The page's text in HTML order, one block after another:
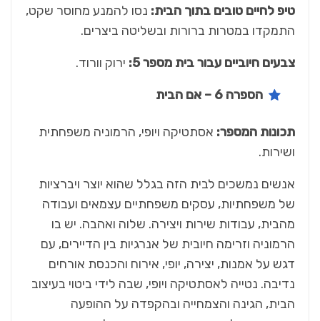
טיפ לחיים טובים בתוך הבית: נסו להמנע מחוסר שקט,
התמקדו במטרות ברורות ובשליטה ביצרים.
צבעים חיוביים עבור בית מספר 5: ירוק וורוד.
הספרה 6 – אם הבית
תכונות המספר: אסתטיקה ויופי, הרמוניה משפחתית
ושירות.
אנשים נמשכים לבית הזה בגלל שהוא יוצר ויברציות
של משפחתיות, עסקים משפחתיים עצמאים ועבודה
מהבית, עבודות שירות ויצירה. שלוה ואהבה. יש בו
הרמוניה וזרימה חיובית של אנרגיות בין הדיירים, עם
דגש על אמנות, יצירה, יופי, אירוח והכנסת אורחים
נדיבה. נטייה לאסתטיקה ויופי, שבה לידי ביטוי בעיצוב
הבית, הגינה והצמחייה ובהקפדה על ההופעה